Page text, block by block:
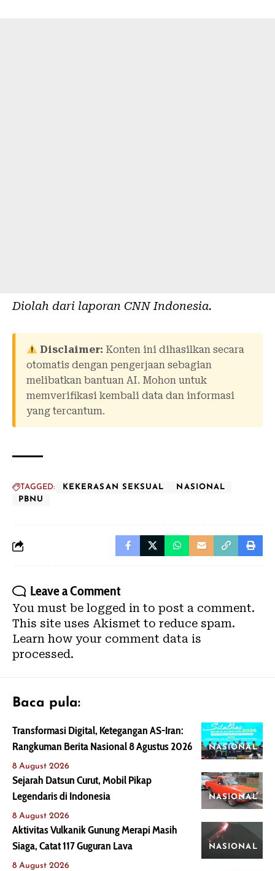
Diolah dari laporan CNN Indonesia.
Disclaimer: Konten ini dihasilkan secara
otomatis dengan pengerjaan sebagian
melibatkan bantuan AI. Mohon untuk
memverifikasi kembali data dan informasi
yang tercantum.
TAGGED: KEKERASAN SEKSUAL
NASIONAL
PBNU
Leave a Comment
You must be logged in to post a comment.
This site uses Akismet to reduce spam.
Learn how your comment data is
processed.
Baca pula:
NASIONAL
Transformasi Digital, Ketegangan AS-Iran:
Rangkuman Berita Nasional 8 Agustus 2026
8 August 2026
NASIONAL
Sejarah Datsun Curut, Mobil Pikap
Legendaris di Indonesia
8 August 2026
NASIONAL
Aktivitas Vulkanik Gunung Merapi Masih
Siaga, Catat 117 Guguran Lava
8 August 2026